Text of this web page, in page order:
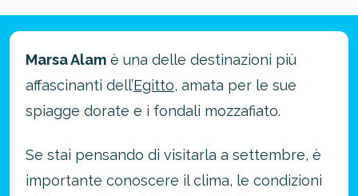
Marsa Alam è una delle destinazioni più
affascinanti dell’Egitto, amata per le sue
spiagge dorate e i fondali mozzafiato.
Se stai pensando di visitarla a settembre, è
importante conoscere il clima, le condizioni